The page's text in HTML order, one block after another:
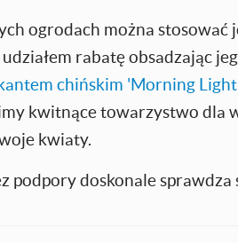
ogrodach można
rabatę obsadzając
chińskim 'Morning
kwitnące towarzystwo dla
kwiaty.
podpory doskonale